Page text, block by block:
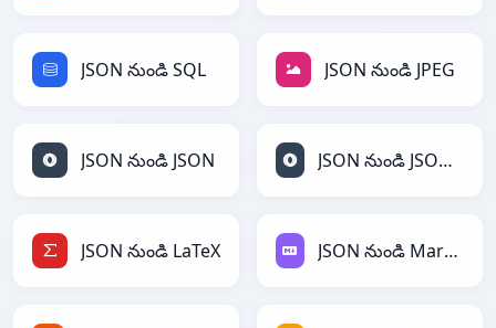
JSON నుండి SQL JSON నుండి JPEG
JSON నుండి JSON JSON నుండి JSONLines
JSON నుండి LaTeX JSON నుండి Markdown